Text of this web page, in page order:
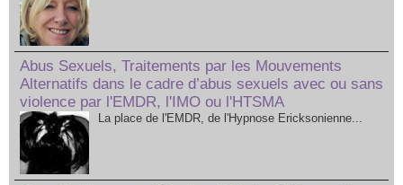
Abus Sexuels, Traitements par les Mouvements
Alternatifs dans le cadre d’abus sexuels avec ou sans
violence par l'EMDR, l'IMO ou l'HTSMA
La place de l'EMDR, de l'Hypnose Ericksonienne...